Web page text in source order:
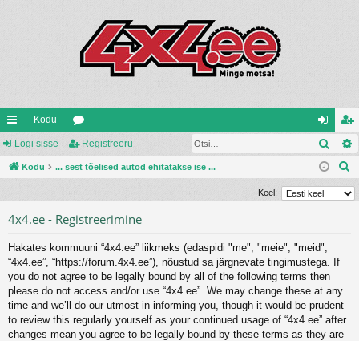
iirl
in
d
Kodu
oo
ru
d
og
i
si
eg
ist
re
Logi sisse Registreeru Otsi
Kodu ... sest tõelised autod ehitatakse ise ...
s
Keel:
4x4.ee - Registreerimine
Hakates kommuuni “4x4.ee” liikmeks (edaspidi "me", "meie", "meid",
“4x4.ee”, “https://forum.4x4.ee”), nõustud sa järgnevate tingimustega. If
you do not agree to be legally bound by all of the following terms then
please do not access and/or use “4x4.ee”. We may change these at any
time and we’ll do our utmost in informing you, though it would be prudent
to review this regularly yourself as your continued usage of “4x4.ee” after
changes mean you agree to be legally bound by these terms as they are